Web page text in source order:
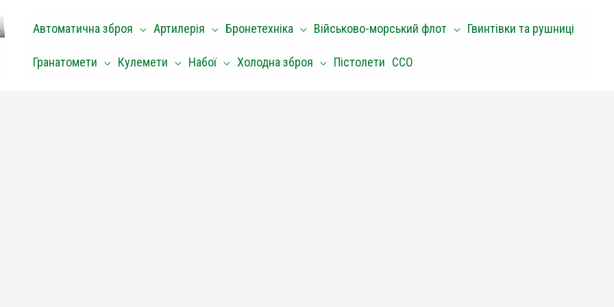
Автоматична зброя Артилерія Бронетехніка Військово-морський флот Гвинтівки та рушниці
Гранатомети Кулемети Набої Холодна зброя Пістолети ССО